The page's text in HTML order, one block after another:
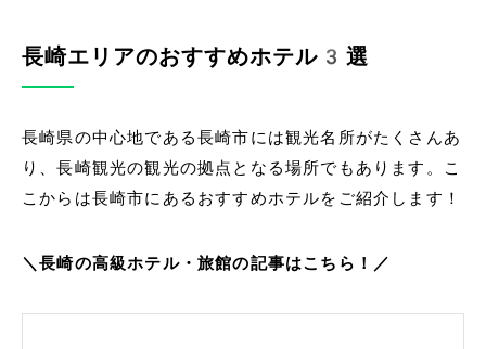
長崎エリアのおすすめホテル3選
長崎県の中心地である長崎市には観光名所がたくさんあ
り、長崎観光の観光の拠点となる場所でもあります。こ
こからは長崎市にあるおすすめホテルをご紹介します！
＼長崎の高級ホテル・旅館の記事はこちら！／